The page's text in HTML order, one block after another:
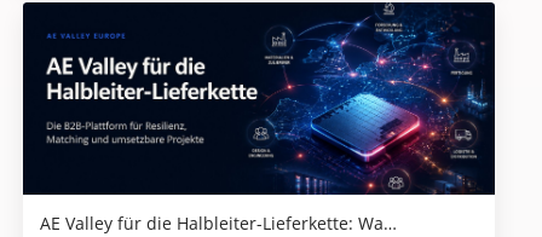
AE Valley für die Halbleiter-Lieferkette: Wa…